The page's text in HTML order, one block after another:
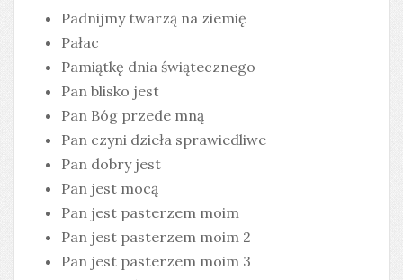
Padnijmy twarzą na ziemię
Pałac
Pamiątkę dnia świątecznego
Pan blisko jest
Pan Bóg przede mną
Pan czyni dzieła sprawiedliwe
Pan dobry jest
Pan jest mocą
Pan jest pasterzem moim
Pan jest pasterzem moim 2
Pan jest pasterzem moim 3